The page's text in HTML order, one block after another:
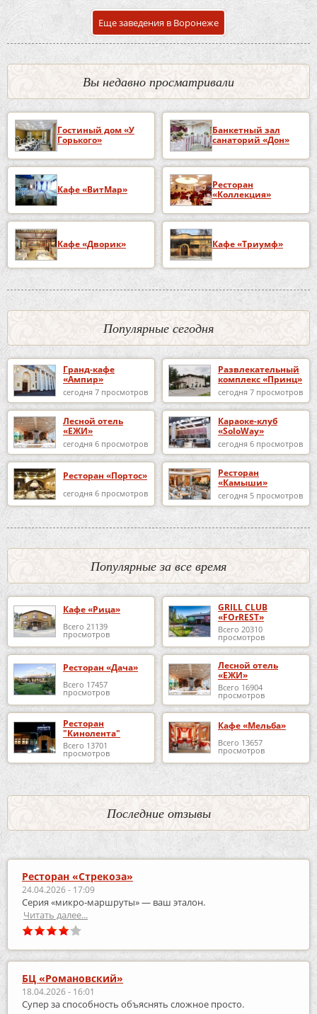
Еще заведения в Воронеже
Вы недавно просматривали
Гостиный дом «У
Горького»
Банкетный зал
санаторий «Дон»
Кафе «ВитМар»
Ресторан
«Коллекция»
Кафе «Дворик» Кафе «Триумф»
Популярные сегодня
Гранд-кафе
«Ампир»
сегодня 7 просмотров
Развлекательный
комплекс «Принц»
сегодня 7 просмотров
Лесной отель
«ЕЖИ»
сегодня 6 просмотров
Караоке-клуб
«SoloWay»
сегодня 6 просмотров
Ресторан «Портос»
сегодня 6 просмотров
Ресторан
«Камыши»
сегодня 5 просмотров
Популярные за все время
Кафе «Рица»
Всего 21139
просмотров
GRILL CLUB
«FOrREST»
Всего 20310
просмотров
Ресторан «Дача»
Всего 17457
просмотров
Лесной отель
«ЕЖИ»
Всего 16904
просмотров
Ресторан
"Кинолента"
Всего 13701
просмотров
Кафе «Мельба»
Всего 13657
просмотров
Последние отзывы
Ресторан «Стрекоза»
24.04.2026 - 17:09
Серия «микро‑маршруты» — ваш эталон.
Читать далее...
БЦ «Романовский»
18.04.2026 - 16:01
Супер за способность объяснять сложное просто.